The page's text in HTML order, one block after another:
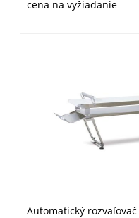
cena na vyžiadanie
Automatický rozvaľovač